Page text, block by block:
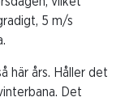
5 m/s
här års. Håller det
Det